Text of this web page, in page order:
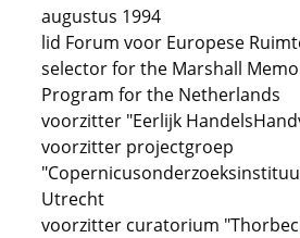
augustus 1994
lid Forum voor Europese
selector for the Marshall
Program for the Netherlands
voorzitter "Eerlijk
voorzitter projectgroep
Utrecht
voorzitter curatorium